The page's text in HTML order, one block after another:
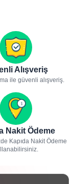
Alışveriş
ile güvenli alışveriş.
Nakit Ödeme
Kapıda Nakit Ödeme